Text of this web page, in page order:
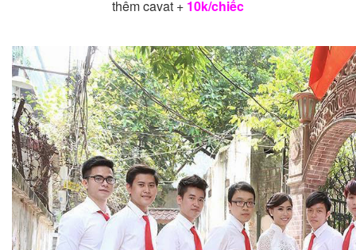
thêm cavat + 10k/chiếc